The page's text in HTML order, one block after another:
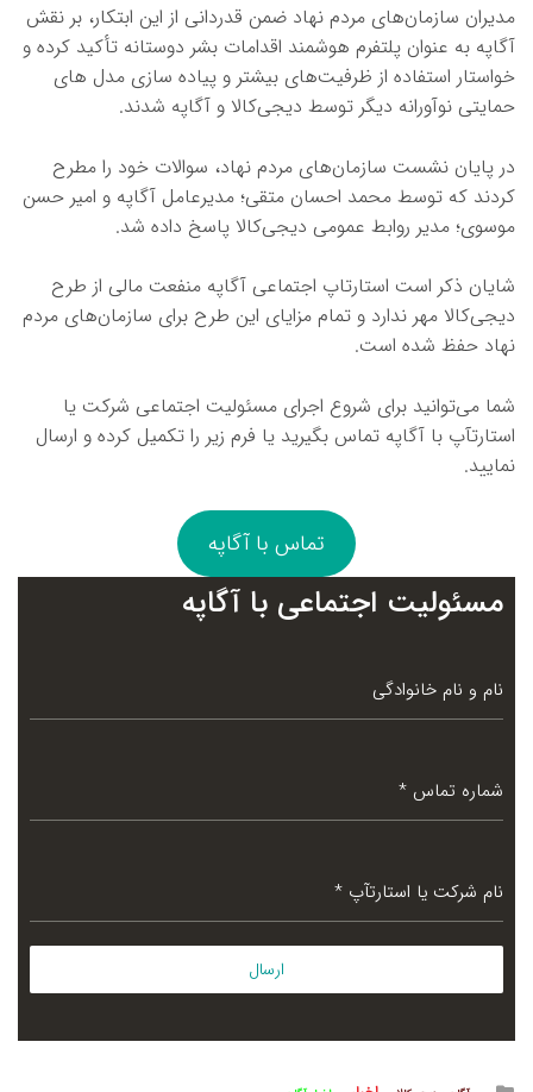
مدیران سازمان‌های مردم نهاد ضمن قدردانی از این ابتکار، بر نقش
آگاپه به عنوان پلتفرم هوشمند اقدامات بشر دوستانه تأکید کرده و
خواستار استفاده از ظرفیت‌های بیشتر و پیاده سازی مدل های
حمایتی نوآورانه دیگر توسط دیجی‌کالا و آگاپه شدند.
در پایان نشست سازمان‌های مردم نهاد، سوالات خود را مطرح
کردند که توسط محمد احسان متقی؛ مدیرعامل آگاپه و امیر حسن
موسوی؛ مدیر روابط عمومی دیجی‌کالا پاسخ داده شد.
شایان ذکر است استارتاپ اجتماعی آگاپه منفعت مالی از طرح
دیجی‌کالا مهر ندارد و تمام مزایای این طرح برای سازما‌ن‌های مردم
نهاد حفظ شده است.
شما می‌توانید برای شروع اجرای مسئولیت اجتماعی شرکت یا
استارتآپ با آگاپه تماس بگیرید یا فرم زیر را تکمیل کرده و ارسال
نمایید.
تماس با آگاپه
مسئولیت اجتماعی با آگاپه
نام و نام خانوادگی
شماره تماس *
نام شرکت یا استارتآپ *
ارسال